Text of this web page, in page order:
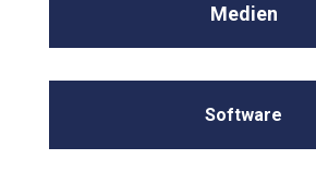
Medien
Software